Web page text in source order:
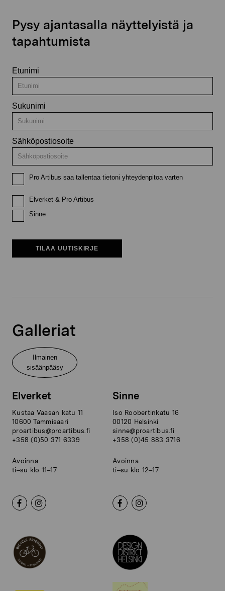
Pysy ajantasalla näyttelyistä ja
tapahtumista
Etunimi
Sukunimi
Sähköpostiosoite
Pro Artibus saa tallentaa tietoni yhteydenpitoa varten
Elverket & Pro Artibus
Sinne
TILAA UUTISKIRJE
Galleriat
Ilmainen
sisäänpääsy
Elverket
Kustaa Vaasan katu 11
10600 Tammisaari
proartibus@proartibus.fi
+358 (0)50 371 6339
Avoinna
ti–su klo 11–17
Sinne
Iso Roobertinkatu 16
00120 Helsinki
sinne@proartibus.fi
+358 (0)45 883 3716
Avoinna
ti–su klo 12–17